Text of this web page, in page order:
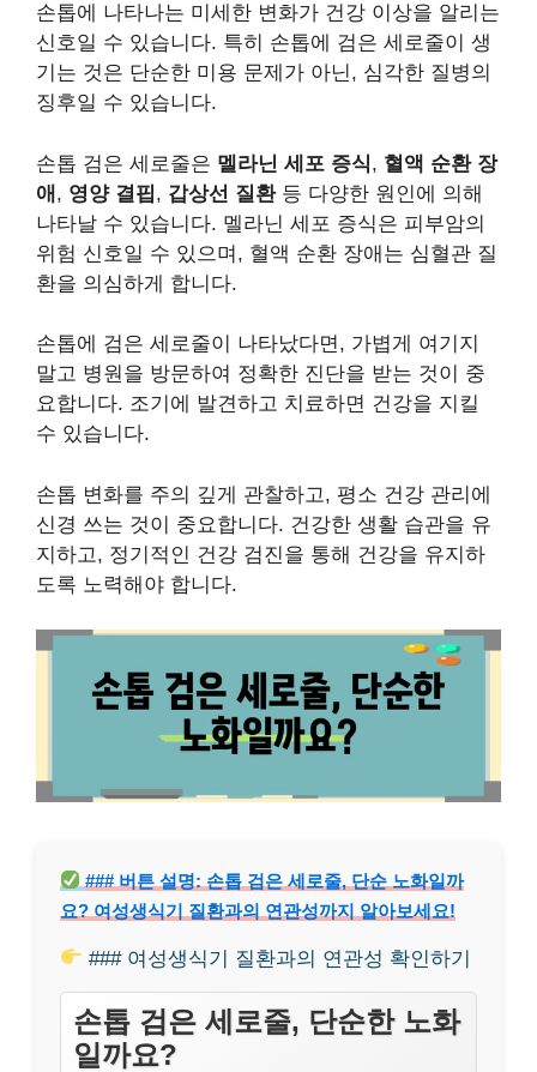
손톱에 나타나는 미세한 변화가 건강 이상을 알리는
신호일 수 있습니다. 특히 손톱에 검은 세로줄이 생
기는 것은 단순한 미용 문제가 아닌, 심각한 질병의
징후일 수 있습니다.
손톱 검은 세로줄은 멜라닌 세포 증식, 혈액 순환 장
애 , 영양 결핍, 갑상선 질환등 다양한 원인에 의해
나타날 수 있습니다. 멜라닌 세포 증식은 피부암의
위험 신호일 수 있으며, 혈액 순환 장애는 심혈관 질
환을 의심하게 합니다.
손톱에 검은 세로줄이 나타났다면, 가볍게 여기지
말고 병원을 방문하여 정확한 진단을 받는 것이 중
요합니다. 조기에 발견하고 치료하면 건강을 지킬
수 있습니다.
손톱 변화를 주의 깊게 관찰하고, 평소 건강 관리에
신경 쓰는 것이 중요합니다. 건강한 생활 습관을 유
지하고, 정기적인 건강 검진을 통해 건강을 유지하
도록 노력해야 합니다.
### 버튼 설명: 손톱 검은 세로줄, 단순 노화일까
요? 여성생식기 질환과의 연관성까지 알아보세요!
### 여성생식기 질환과의 연관성 확인하기
손톱 검은 세로줄, 단순한 노화
일까요?